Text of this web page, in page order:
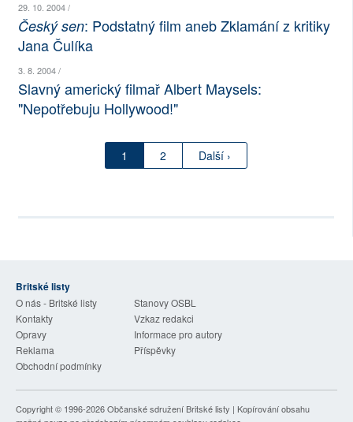
29. 10. 2004 /
Český sen: Podstatný film aneb Zklamání z kritiky
Jana Čulíka
3. 8. 2004 /
Slavný americký filmař Albert Maysels:
"Nepotřebuju Hollywood!"
1 2 Další ›
Britské listy
O nás - Britské listy
Stanovy OSBL
Kontakty
Vzkaz redakci
Opravy
Informace pro autory
Reklama
Příspěvky
Obchodní podmínky
Copyright © 1996-2026Občanské sdružení Britské listy | Kopírování obsahu